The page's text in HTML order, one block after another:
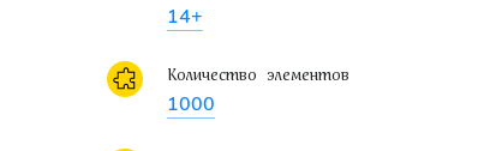
14+
Количество элементов
1000